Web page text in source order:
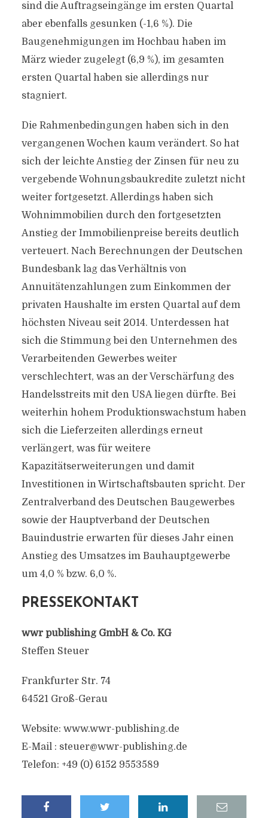
sind die Auftragseingänge im ersten Quartal
aber ebenfalls gesunken (-1,6 %). Die
Baugenehmigungen im Hochbau haben im
März wieder zugelegt (6,9 %), im gesamten
ersten Quartal haben sie allerdings nur
stagniert.
Die Rahmenbedingungen haben sich in den
vergangenen Wochen kaum verändert. So hat
sich der leichte Anstieg der Zinsen für neu zu
vergebende Wohnungsbaukredite zuletzt nicht
weiter fortgesetzt. Allerdings haben sich
Wohnimmobilien durch den fortgesetzten
Anstieg der Immobilienpreise bereits deutlich
verteuert. Nach Berechnungen der Deutschen
Bundesbank lag das Verhältnis von
Annuitätenzahlungen zum Einkommen der
privaten Haushalte im ersten Quartal auf dem
höchsten Niveau seit 2014. Unterdessen hat
sich die Stimmung bei den Unternehmen des
Verarbeitenden Gewerbes weiter
verschlechtert, was an der Verschärfung des
Handelsstreits mit den USA liegen dürfte. Bei
weiterhin hohem Produktionswachstum haben
sich die Lieferzeiten allerdings erneut
verlängert, was für weitere
Kapazitätserweiterungen und damit
Investitionen in Wirtschaftsbauten spricht. Der
Zentralverband des Deutschen Baugewerbes
sowie der Hauptverband der Deutschen
Bauindustrie erwarten für dieses Jahr einen
Anstieg des Umsatzes im Bauhauptgewerbe
um 4,0 % bzw. 6,0 %.
PRESSEKONTAKT
wwr publishing GmbH & Co. KG
Steffen Steuer
Frankfurter Str. 74
64521 Groß-Gerau
Website: www.wwr-publishing.de
E-Mail : steuer@wwr-publishing.de
Telefon: +49 (0) 6152 9553589